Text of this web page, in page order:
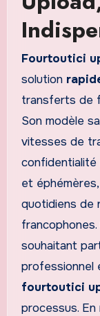
Fourtoutici
solution
transferts de
Son modèle
vitesses de
confidentialité
et
quotidiens de
souhaitant
professionnel
fourtoutici
processus.